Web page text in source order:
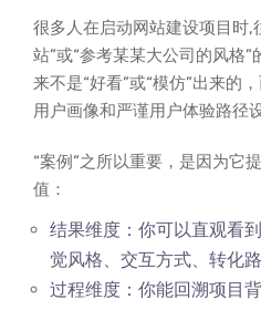
很多人在启动网站建设项目时,
站”或“参考某某大公司的风格
来不是“好看”或“模仿”出来的
用户画像和严谨用户体验路径
“案例”之所以重要，是因为它
值：
结果维度：你可以直观看
觉风格、交互方式、转化路
过程维度：你能回溯项目